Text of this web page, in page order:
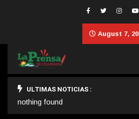
August 7,
ULTIMAS NOTICIAS :
nothing found